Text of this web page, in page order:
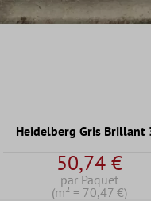
Heidelberg Gris Brillant
50,74 €
par Paquet
(m² = 70,47 €)